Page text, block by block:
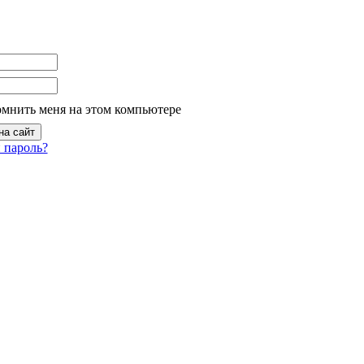
меня на этом компьютере